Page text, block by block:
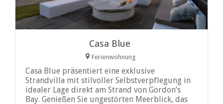
Casa Blue
Ferienwohnung
Casa Blue präsentiert eine exklusive
Strandvilla mit stilvoller Selbstverpflegung in
idealer Lage direkt am Strand von Gordon’s
Bay. Genießen Sie ungestörten Meerblick, das